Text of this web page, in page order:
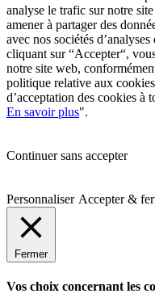
analyse le trafic sur notre
amener à partager des
avec nos sociétés
cliquant sur “Accepter“,
notre site web,
politique relative aux
d’acceptation des cookies à
En savoir plus".
Continuer sans accepter
Personnaliser Accepter &
Fermer
Vos choix concernant les